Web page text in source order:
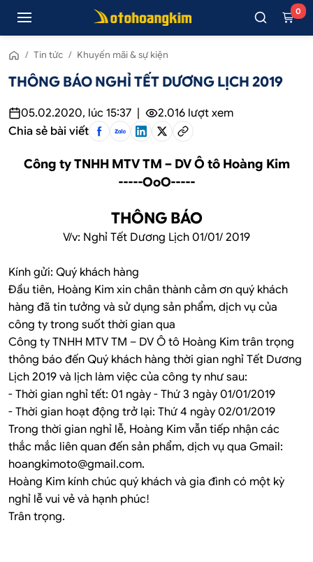
0
/ Tin tức / Khuyến mãi & sự kiện
THÔNG BÁO NGHỈ TẾT DƯƠNG LỊCH 2019
05.02.2020, lúc 15:37 2.016 lượt xem
Chia sẻ bài viết
Công ty TNHH MTV TM – DV Ô tô Hoàng Kim
-----OoO-----
THÔNG BÁO
V/v: Nghỉ Tết Dương Lịch 01/01/ 2019
Kính gửi: Quý khách hàng
Đầu tiên, Hoàng Kim xin chân thành cảm ơn quý khách
hàng đã tin tưởng và sử dụng sản phẩm, dịch vụ của
công ty trong suốt thời gian qua
Công ty TNHH MTV TM – DV Ô tô Hoàng Kim trân trọng
thông báo đến Quý khách hàng thời gian nghỉ Tết Dương
Lịch 2019 và lịch làm việc của công ty như sau:
- Thời gian nghỉ tết: 01 ngày - Thứ 3 ngày 01/01/2019
- Thời gian hoạt động trở lại: Thứ 4 ngày 02/01/2019
Trong thời gian nghỉ lễ, Hoàng Kim vẫn tiếp nhận các
thắc mắc liên quan đến sản phẩm, dịch vụ qua Gmail:
hoangkimoto@gmail.com.
Hoàng Kim kính chúc quý khách và gia đình có một kỳ
nghỉ lễ vui vẻ và hạnh phúc!
Trân trọng.